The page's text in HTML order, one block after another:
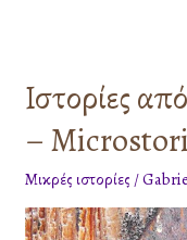
Ιστορίες
–
Μικρές ιστορίες /
Ιστορίες
από
την
κλειδαρότρυπα
Microstories